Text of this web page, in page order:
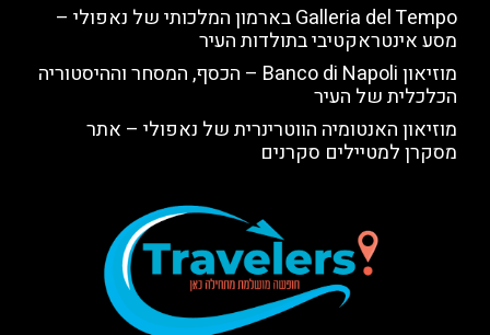
Galleria del Tempo בארמון המלכותי של נאפולי –
מסע אינטראקטיבי בתולדות העיר
מוזיאון Banco di Napoli – הכסף, המסחר וההיסטוריה
הכלכלית של העיר
מוזיאון האנטומיה הווטרינרית של נאפולי – אתר
מסקרן למטיילים סקרנים